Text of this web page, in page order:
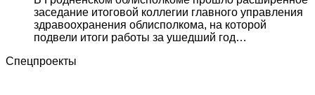
заседание итоговой коллегии главного управления
здравоохранения облисполкома, на которой
подвели итоги работы за ушедший год…
Спецпроекты